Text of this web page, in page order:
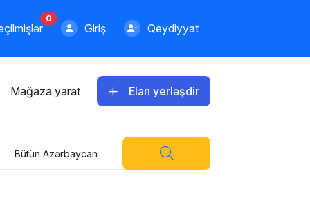
0
Giriş Qeydiyyat
Mağaza yarat Elan yerləşdir
Bütün Azərbaycan